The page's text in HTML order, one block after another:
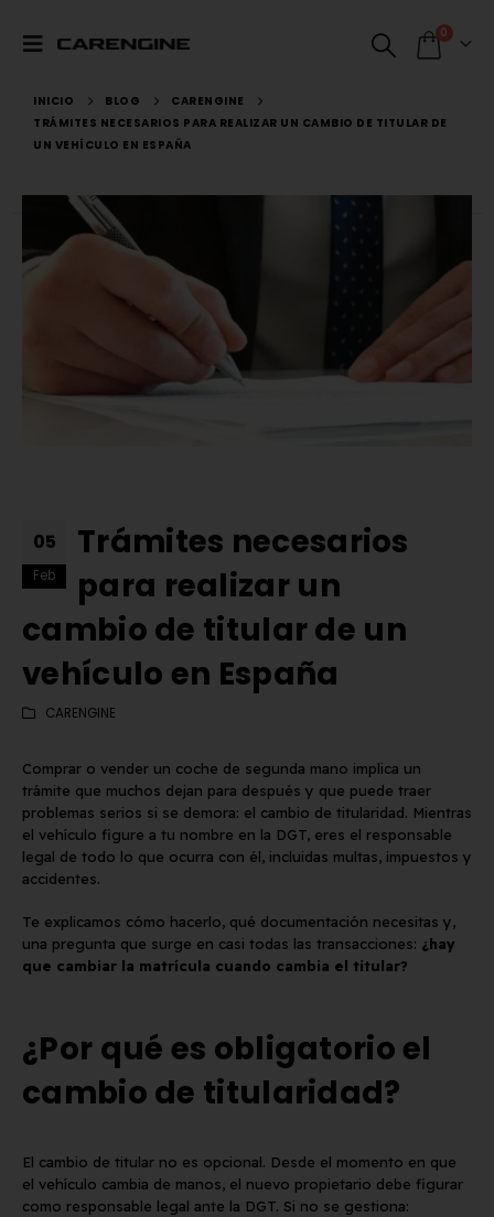
0
INICIO BLOG
CARENGINE
TRÁMITES NECESARIOS PARA REALIZAR UN CAMBIO DE TITULAR DE
UN VEHÍCULO EN ESPAÑA
05
Feb
Trámites necesarios
para realizar un
cambio de titular de un
vehículo en España
CARENGINE
Comprar o vender un coche de segunda mano implica un
trámite que muchos dejan para después y que puede traer
problemas serios si se demora: el cambio de titularidad. Mientras
el vehículo figure a tu nombre en la DGT, eres el responsable
legal de todo lo que ocurra con él, incluidas multas, impuestos y
accidentes.
Te explicamos cómo hacerlo, qué documentación necesitas y,
una pregunta que surge en casi todas las transacciones: ¿hay
que cambiar la matrícula cuando cambia el titular?
¿Por qué es obligatorio el
cambio de titularidad?
El cambio de titular no es opcional. Desde el momento en que
el vehículo cambia de manos, el nuevo propietario debe figurar
como responsable legal ante la DGT. Si no se gestiona:
Ciclomotor y Patinete:
Normativa DGT 2026
mayo de 2026
Matrícula para Patinete
Eléctrico: Normativa y Dónde
Comprarla | Carengine
proveedores vs. Instalar
propio equipo de
Los 7 requisitos de
homologación de
matrícula en España